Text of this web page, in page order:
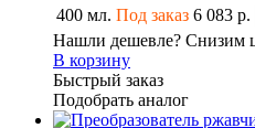
400 мл. Под заказ 6 083 р.
Нашли дешевле? Снизим
В корзину
Быстрый заказ
Подобрать аналог